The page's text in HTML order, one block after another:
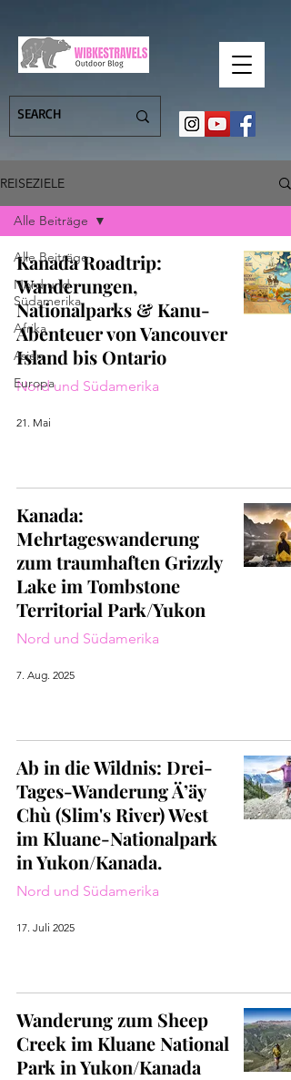
REISEZIELE
Alle Beiträge
Nord und
Südamerika
Afrika
Asien
Europa
Alle Beiträge
Kanada Roadtrip:
Wanderungen,
Nationalparks & Kanu-
Abenteuer von Vancouver
Island bis Ontario
Nord und Südamerika
21. Mai
Kanada:
Mehrtageswanderung
zum traumhaften Grizzly
Lake im Tombstone
Territorial Park/Yukon
Nord und Südamerika
7. Aug. 2025
Ab in die Wildnis: Drei-
Tages-Wanderung Ä’äy
Chù (Slim's River) West
im Kluane-Nationalpark
in Yukon/Kanada.
Nord und Südamerika
17. Juli 2025
Wanderung zum Sheep
Creek im Kluane National
Park in Yukon/Kanada